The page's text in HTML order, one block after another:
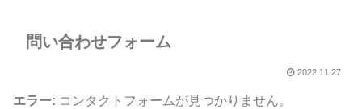
問い合わせフォーム
2022.11.27
エラー: コンタクトフォームが見つかりません。